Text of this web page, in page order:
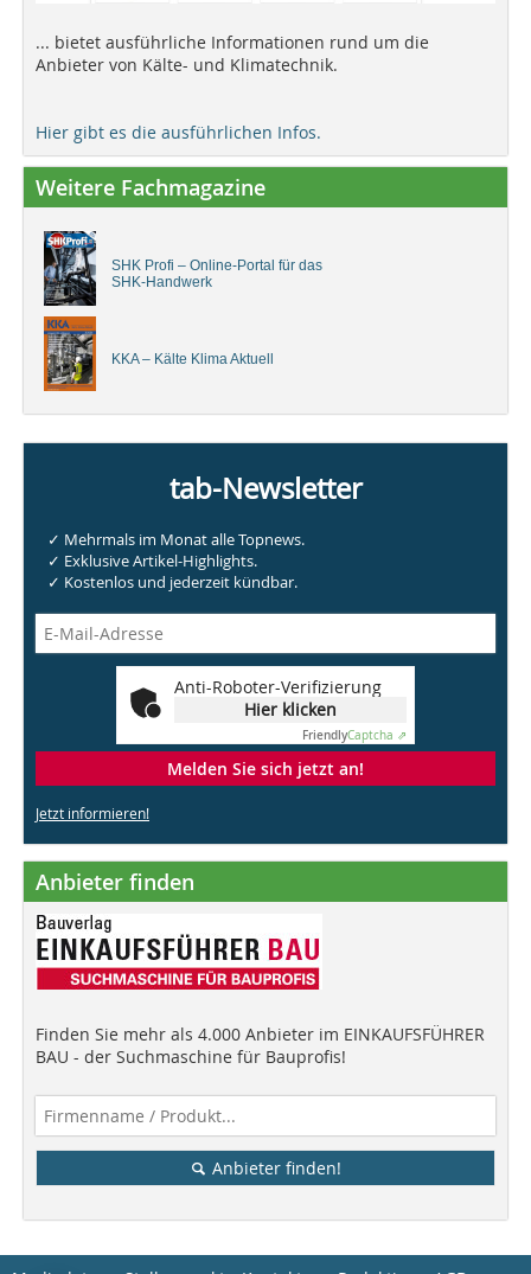
... bietet ausführliche Informationen rund um die
Anbieter von Kälte- und Klimatechnik.
Hier gibt es die ausführlichen Infos.
Weitere Fachmagazine
SHK Profi – Online-Portal für das
SHK-Handwerk
KKA – Kälte Klima Aktuell
tab-Newsletter
✓ Mehrmals im Monat alle Topnews.
✓ Exklusive Artikel-Highlights.
✓ Kostenlos und jederzeit kündbar.
Anti-Roboter-Verifizierung
Hier klicken
FriendlyCaptcha ⇗
Melden Sie sich jetzt an!
Jetzt informieren!
Anbieter finden
Finden Sie mehr als 4.000 Anbieter im EINKAUFSFÜHRER
BAU - der Suchmaschine für Bauprofis!
Anbieter finden!